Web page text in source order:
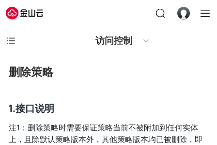
访问控制
删除策略
接口说明
注1：删除策略时需要保证策略当前不被附加到任何实体
上，且除默认策略版本外，其他策略版本均已被删除，即